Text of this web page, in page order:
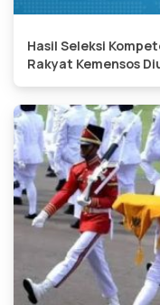
Hasil Seleksi
Rakyat Kemensos